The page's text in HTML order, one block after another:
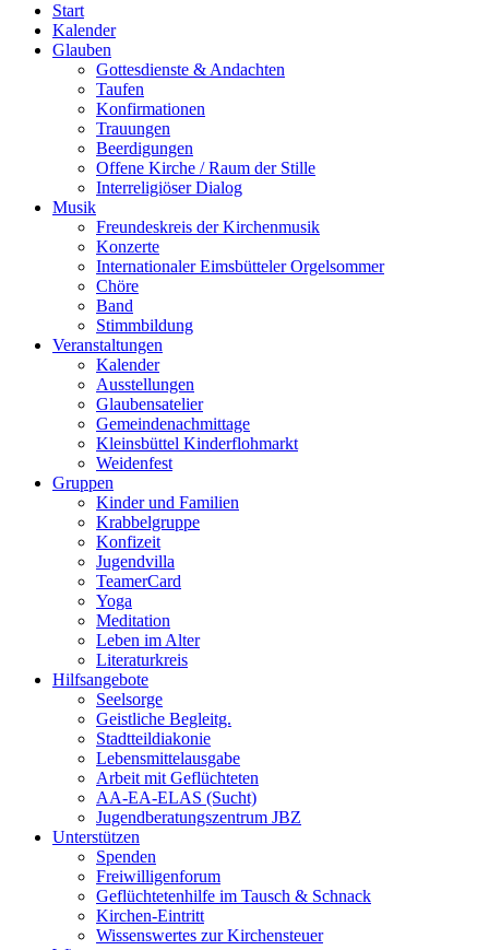
Start
Kalender
Glauben
Gottesdienste & Andachten
Taufen
Konfirmationen
Trauungen
Beerdigungen
Offene Kirche / Raum der Stille
Interreligiöser Dialog
Musik
Freundeskreis der Kirchenmusik
Konzerte
Internationaler Eimsbütteler Orgelsommer
Chöre
Band
Stimmbildung
Veranstaltungen
Kalender
Ausstellungen
Glaubensatelier
Gemeindenachmittage
Kleinsbüttel Kinder­flohmarkt
Weidenfest
Gruppen
Kinder und Familien
Krabbelgruppe
Konfizeit
Jugendvilla
TeamerCard
Yoga
Meditation
Leben im Alter
Literaturkreis
Hilfsangebote
Seelsorge
Geistliche Begleitg.
Stadtteildiakonie
Lebensmittelausgabe
Arbeit mit Geflüchteten
AA-EA-ELAS (Sucht)
Jugendberatungs­zentrum JBZ
Unterstützen
Spenden
Freiwilligenforum
Geflüchtetenhilfe im Tausch & Schnack
Kirchen-Eintritt
Wissenswertes zur Kirchensteuer